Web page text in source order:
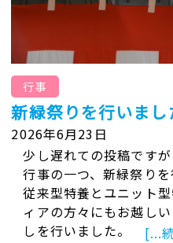
行事
新緑祭りを行いま
2026年6月23日
少し遅れての投稿です
行事の一つ、新緑祭り
従来型特養とユニット
ィアの方々にもお越し
しを行いました。 [...